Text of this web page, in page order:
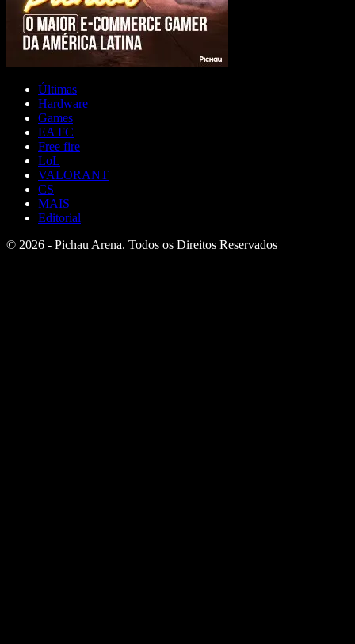
Últimas
Hardware
Games
EA FC
Free fire
LoL
VALORANT
CS
MAIS
Editorial
© 2026 - Pichau Arena. Todos os Direitos Reservados